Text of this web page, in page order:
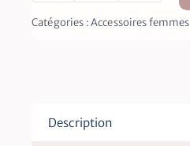
en
Catégories :Accessoires femmes
Description